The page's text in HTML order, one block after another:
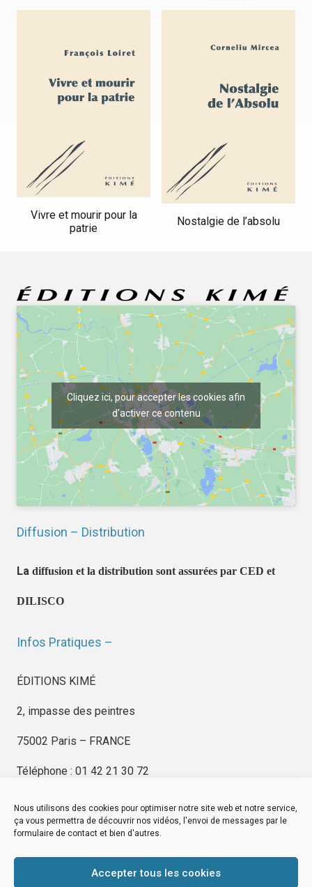
Nous utilisons des cookies pour optimiser notre site web et notre service,
ça vous permettra de découvrir nos vidéos, l'envoi de messages par le
formulaire de contact et bien d'autres.
Accepter tous les cookies
Vivre et mourir pour la
patrie
Nostalgie de l’absolu
Cliquez ici, pour accepter les cookies afin
d'activer ce contenu
Diffusion – Distribution
La diffusion et la distribution sont assurées par CED et
DILISCO
Infos Pratiques –
ÉDITIONS KIMÉ
2, impasse des peintres
75002 Paris – FRANCE
Téléphone : 01 42 21 30 72
EDITIONS KIMÉ
Mentions Légales
© byeDovel.com